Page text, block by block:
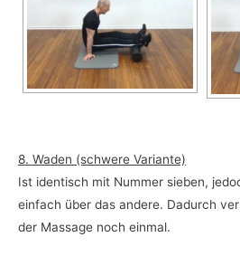
8. Waden (schwere Variante)
Ist identisch mit Nummer sieben,
einfach über das andere. Dadurch
der Massage noch einmal.